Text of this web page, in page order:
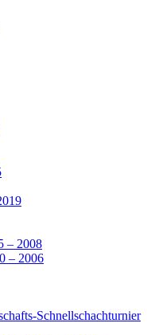
– 2008
– 2006
Schnellschachturnier